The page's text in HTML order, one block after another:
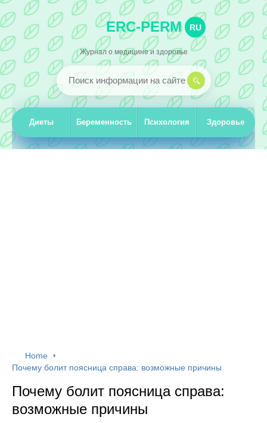
ERC-PERM RU
Журнал о медицине и здоровье
Диеты Беременность Психология Здоровье
Home
Почему болит поясница справа: возможные причины
Почему болит поясница справа:
возможные причины